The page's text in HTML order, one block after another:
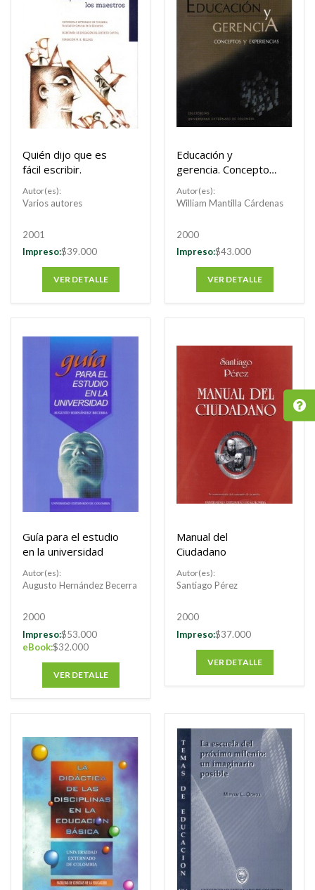
Quién dijo que es
fácil escribir.
Autor(es):
Varios autores
2001
Impreso:$39.000
VER DETALLE
Educación y
gerencia. Conceptos
Autor(es):
William Mantilla Cárdenas
2000
Impreso:$43.000
VER DETALLE
Guía para el estudio
en la universidad
Autor(es):
Augusto Hernández Becerra
2000
Impreso:$53.000
eBook:$32.000
VER DETALLE
Manual del
Ciudadano
Autor(es):
Santiago Pérez
2000
Impreso:$37.000
VER DETALLE